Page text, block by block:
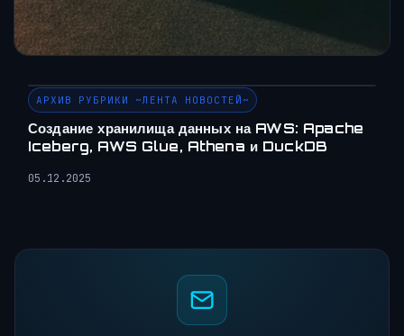
АРХИВ РУБРИКИ ~ЛЕНТА НОВОСТЕЙ~
Создание хранилища данных на AWS: Apache
Iceberg, AWS Glue, Athena и DuckDB
05.12.2025